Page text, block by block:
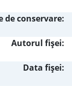
de conservare:
Autorul fişei:
Data fișei: